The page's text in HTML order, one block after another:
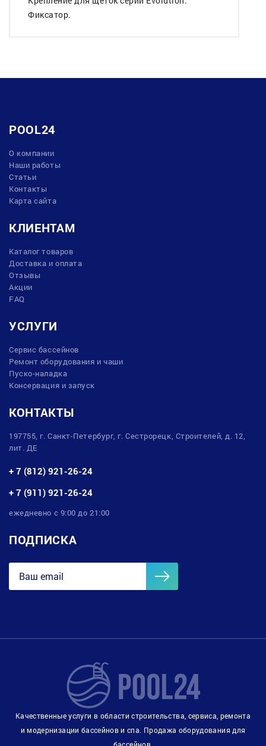
Фиксатор.
POOL24
О компании
Наши работы
Статьи
Контакты
Карта сайта
КЛИЕНТАМ
Каталог товаров
Доставка и оплата
Отзывы
Акции
FAQ
УСЛУГИ
Сервис бассейнов
Ремонт оборудования и чаши
Пуско-наладка
Консервация и запуск
КОНТАКТЫ
197755, г. Санкт-Петербург, г. Сестрорецк, Строителей, д. 12,
лит. ДЕ
+ 7 (812) 921-26-24
+ 7 (911) 921-26-24
ежедневно с 9:00 до 21:00
ПОДПИСКА
Качественные услуги в области строительства, сервиса, ремонта
и модернизации бассейнов и спа. Продажа оборудования для
бассейнов.